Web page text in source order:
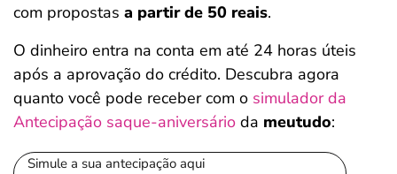
com propostas a partir de 50 reais.
O dinheiro entra na conta em até 24 horas úteis
após a aprovação do crédito. Descubra agora
quanto você pode receber com o simulador da
Antecipação saque-aniversário da meutudo:
Simule a sua antecipação aqui